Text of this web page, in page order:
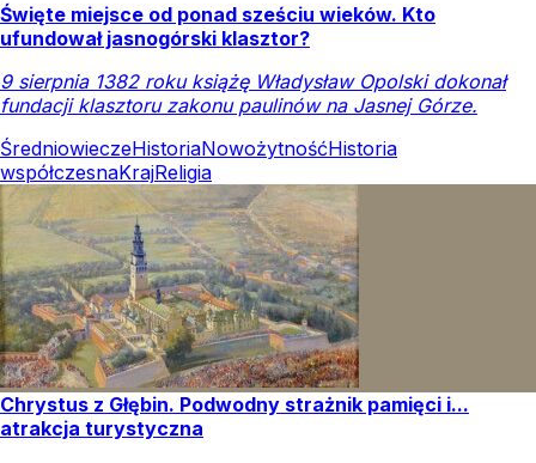
Święte miejsce od ponad sześciu wieków. Kto
ufundował jasnogórski klasztor?
9 sierpnia 1382 roku książę Władysław Opolski dokonał
fundacji klasztoru zakonu paulinów na Jasnej Górze.
ŚredniowieczeHistoriaNowożytnośćHistoria
współczesnaKrajReligia
Chrystus z Głębin. Podwodny strażnik pamięci i...
atrakcja turystyczna